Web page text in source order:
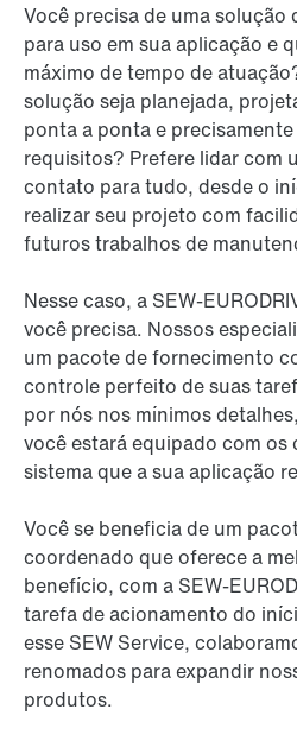
Você precisa de uma
para uso em sua aplicação e
máximo de tempo de
solução seja planejada,
ponta a ponta e
requisitos? Prefere lidar com
contato para tudo, desde o
realizar seu projeto com
futuros trabalhos de
Nesse caso, a SEW-
você precisa. Nossos
um pacote de fornecimento
controle perfeito de suas
por nós nos mínimos
você estará equipado com
sistema que a sua aplicação
Você se beneficia de um
coordenado que oferece a
benefício, com a SEW-
tarefa de acionamento do
esse SEW Service,
renomados para expandir
produtos.